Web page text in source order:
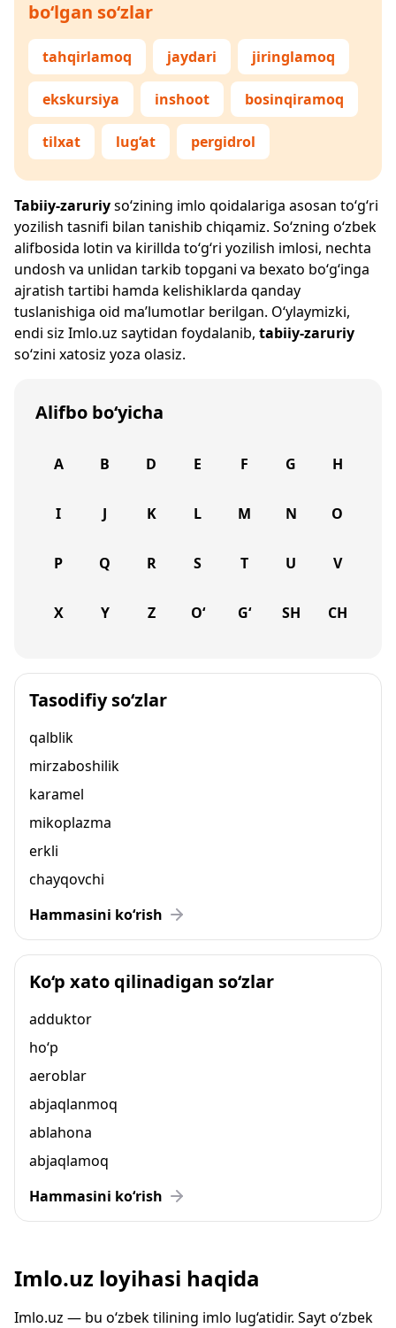
bo‘lgan so‘zlar
tahqirlamoq jaydari jiringlamoq
ekskursiya inshoot bosinqiramoq
tilxat lug‘at pergidrol
Tabiiy-zaruriyso‘zining imlo qoidalariga asosan to‘g‘ri
yozilish tasnifi bilan tanishib chiqamiz. So‘zning o‘zbek
alifbosida lotin va kirillda to‘g‘ri yozilish imlosi, nechta
undosh va unlidan tarkib topgani va bexato bo‘g‘inga
ajratish tartibi hamda kelishiklarda qanday
tuslanishiga oid ma’lumotlar berilgan. O‘ylaymizki,
endi siz Imlo.uz saytidan foydalanib, tabiiy-zaruriy
so‘zini xatosiz yoza olasiz.
Alifbo bo‘yicha
A B D E F G H
I J K L M N O
P Q R S T U V
X Y Z O‘ G‘ SH CH
Tasodifiy so‘zlar
qalblik
mirzaboshilik
karamel
mikoplazma
erkli
chayqovchi
Hammasini ko‘rish
Ko‘p xato qilinadigan so‘zlar
adduktor
ho‘p
aeroblar
abjaqlanmoq
ablahona
abjaqlamoq
Hammasini ko‘rish
Imlo.uz loyihasi haqida
Imlo.uz — bu o‘zbek tilining imlo lug‘atidir. Sayt o‘zbek